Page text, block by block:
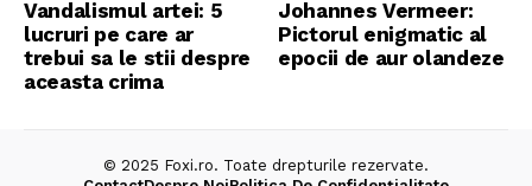
Vandalismul artei: 5
lucruri pe care ar
trebui sa le stii despre
aceasta crima
Johannes Vermeer: ​​
Pictorul enigmatic al
epocii de aur olandeze
© 2025 Foxi.ro. Toate drepturile rezervate.